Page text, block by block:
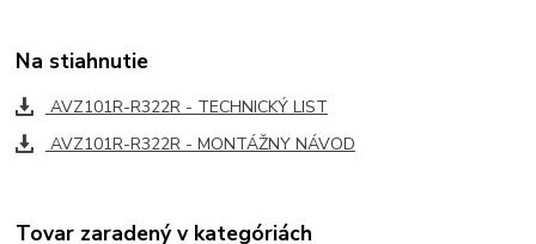
Na stiahnutie
AVZ101R-R322R - TECHNICKÝ LIST
AVZ101R-R322R - MONTÁŽNY NÁVOD
Tovar zaradený v kategóriách